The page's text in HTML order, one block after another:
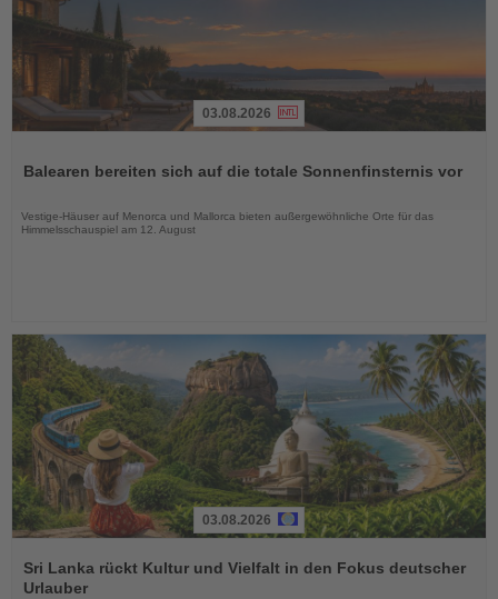
die
03.08.2026
Balearen bereiten sich auf die totale Sonnenfinsternis vor
Vestige-Häuser auf Menorca und Mallorca bieten außergewöhnliche Orte für das
Himmelsschauspiel am 12. August
Sie
die
03.08.2026
Sri Lanka rückt Kultur und Vielfalt in den Fokus deutscher
Urlauber